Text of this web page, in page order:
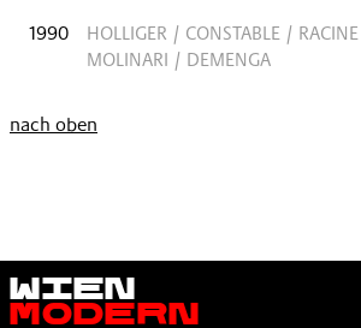
1990
HOLLIGER / CONSTABLE /
MOLINARI / DEMENGA
nach oben
Wien
Modern